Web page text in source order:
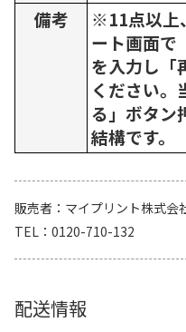
備考
※11点以上
ート画面で
を入力し「
ください。
る」ボタン
結構です。
販売者
マイプリント株式会
TEL
0120-710-132
配送情報